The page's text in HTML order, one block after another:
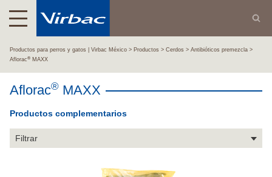
Productos para perros y gatos | Virbac México Productos Cerdos
Antibióticos premezcla
Aflorac® MAXX
Aflorac® MAXX
Productos complementarios
Filtrar